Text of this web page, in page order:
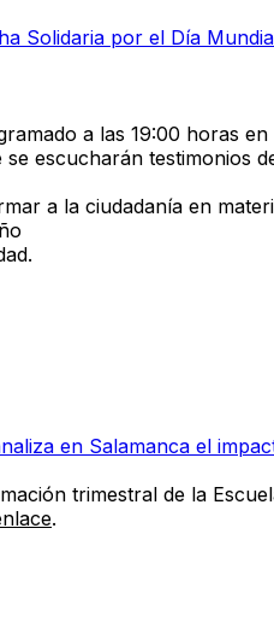
Solidaria por el Día
a las 19:00 horas
escucharán testimonios
a la ciudadanía en
en Salamanca el
trimestral de la
.